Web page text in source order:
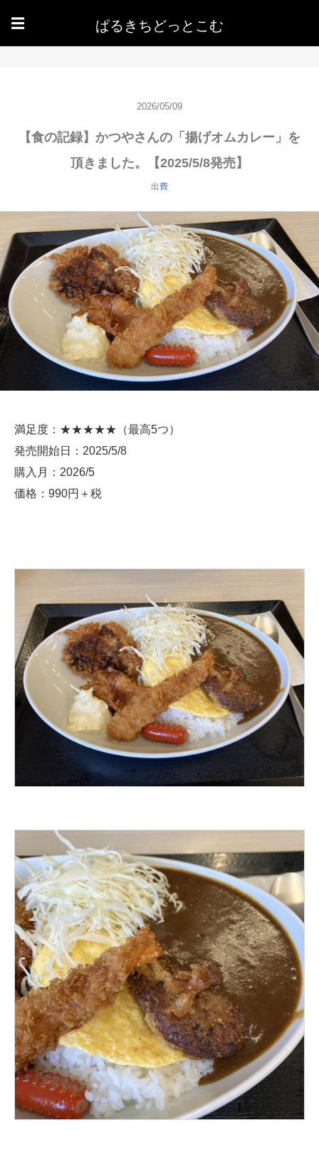
☰ ぱるきちどっとこむ
2026/05/09
【食の記録】かつやさんの「揚げオムカレー」を
頂きました。【2025/5/8発売】
出費
満足度：★★★★★（最高5つ）
発売開始日：2025/5/8
購入月：2026/5
価格：990円＋税